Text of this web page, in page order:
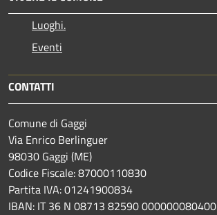
Luoghi.
Eventi
CONTATTI
Comune di Gaggi
Via Enrico Berlinguer
98030 Gaggi (ME)
Codice Fiscale: 87000110830
Partita IVA: 01241900834
IBAN: IT 36 N 08713 82590 000000080400